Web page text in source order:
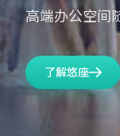
高端办公空间
了解悠座